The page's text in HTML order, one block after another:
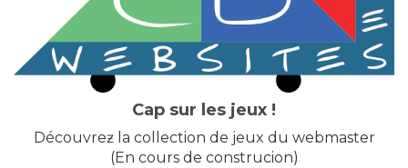
Cap sur les jeux !
Découvreƶ la collection de jeux du webmaster
(En cours de construcion)